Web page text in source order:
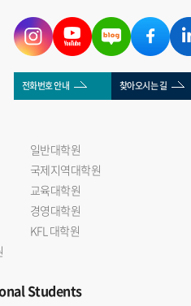
전화번호 안내 찾아오시는 길
일반대학원
국제지역대학원
교육대학원
경영대학원
KFL 대학원
Students